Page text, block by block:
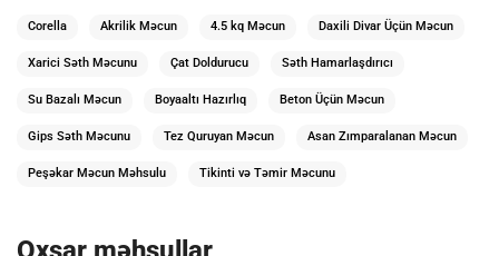
Corella Akrilik Məcun 4.5 kq Məcun Daxili Divar Üçün Məcun
Xarici Səth Məcunu Çat Doldurucu Səth Hamarlaşdırıcı
Su Bazalı Məcun Boyaaltı Hazırlıq Beton Üçün Məcun
Gips Səth Məcunu Tez Quruyan Məcun Asan Zımparalanan Məcun
Peşəkar Məcun Məhsulu Tikinti və Təmir Məcunu